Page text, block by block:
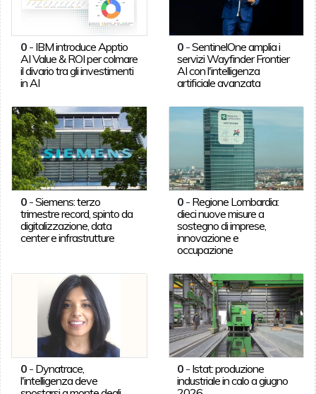
0- IBM introduce Apptio
AI Value & ROI per colmare
il divario tra gli investimenti
in AI
0 -SentinelOne amplia i
servizi Wayfinder Frontier
AI con l'intelligenza
artificiale avanzata
0-Siemens: terzo
trimestre record, spinto da
digitalizzazione, data
center e infrastrutture
0 - Regione Lombardia:
dieci nuove misure a
sostegno di imprese,
innovazione e
occupazione
0- Dynatrace,
l'intelligenza deve
0 - Istat: produzione
industriale in calo a giugno